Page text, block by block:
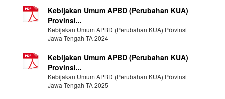
Kebijakan Umum APBD (Perubahan KUA)
Provinsi...
Kebijakan Umum APBD (Perubahan KUA) Provinsi
Jawa Tengah TA 2024
Kebijakan Umum APBD (Perubahan KUA)
Provinsi...
Kebijakan Umum APBD (Perubahan KUA) Provinsi
Jawa Tengah TA 2025